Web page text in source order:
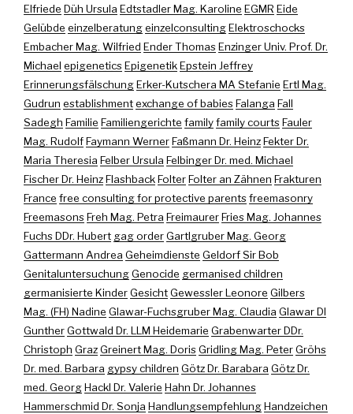
Elfriede Düh Ursula Edtstadler Mag. Karoline EGMR Eide
Gelübde einzelberatungeinzelconsultingElektroschocks
Embacher Mag. Wilfried Ender ThomasEnzinger Univ. Prof. Dr.
Michael epigeneticsEpigenetikEpstein Jeffrey
ErinnerungsfälschungErker-Kutschera MA Stefanie Ertl Mag.
Gudrun establishmentexchange of babiesFalanga Fall
Sadegh Familie Familiengerichte familyfamily courtsFauler
Mag. RudolfFaymann WernerFaßmann Dr. HeinzFekter Dr.
Maria Theresia Felber Ursula Felbinger Dr. med. Michael
Fischer Dr. HeinzFlashbackFolterFolter an Zähnen Frakturen
France free consulting for protective parentsfreemasonry
FreemasonsFreh Mag. Petra FreimaurerFries Mag. Johannes
Fuchs DDr. Hubert gag orderGartlgruber Mag. Georg
Gattermann Andrea Geheimdienste Geldorf Sir Bob
GenitaluntersuchungGenocide germanised children
germanisierte KinderGesichtGewessler Leonore Gilbers
Mag. (FH) Nadine Glawar-Fuchsgruber Mag. Claudia Glawar DI
GuntherGottwald Dr. LLM Heidemarie Grabenwarter DDr.
Christoph GrazGreinert Mag. DorisGridling Mag. PeterGröhs
Dr. med. Barbara gypsy children Götz Dr. Barabara Götz Dr.
med. GeorgHackl Dr. Valerie Hahn Dr. Johannes
Hammerschmid Dr. Sonja HandlungsempfehlungHandzeichen